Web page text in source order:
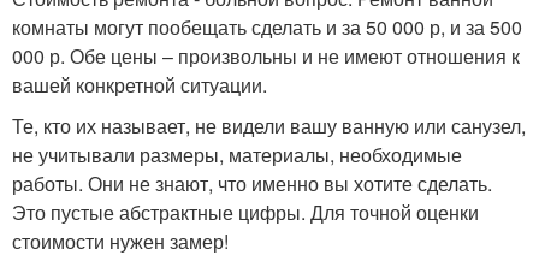
комнаты могут пообещать сделать и за 50 000 р, и за 500
000 р. Обе цены – произвольны и не имеют отношения к
вашей конкретной ситуации.
Те, кто их называет, не видели вашу ванную или санузел,
не учитывали размеры, материалы, необходимые
работы. Они не знают, что именно вы хотите сделать.
Это пустые абстрактные цифры. Для точной оценки
стоимости нужен замер!